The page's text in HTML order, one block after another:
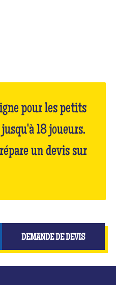
pour les petits
18 joueurs.
un devis sur
DEMANDE DE DEVIS